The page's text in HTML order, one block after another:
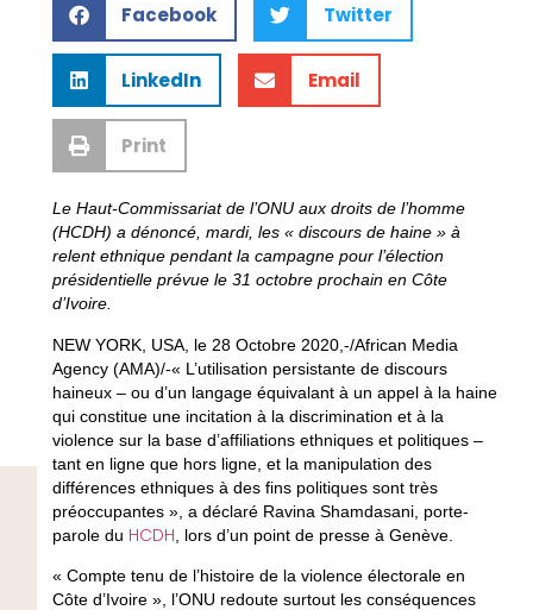
Facebook Twitter
LinkedIn Email
Print
Le Haut-Commissariat de l’ONU aux droits de l’homme
(HCDH) a dénoncé, mardi, les « discours de haine » à
relent ethnique pendant la campagne pour l’élection
présidentielle prévue le 31 octobre prochain en Côte
d’Ivoire.
NEW YORK, USA, le 28 Octobre 2020,-/African Media
Agency (AMA)/-« L’utilisation persistante de discours
haineux – ou d’un langage équivalant à un appel à la haine
qui constitue une incitation à la discrimination et à la
violence sur la base d’affiliations ethniques et politiques –
tant en ligne que hors ligne, et la manipulation des
différences ethniques à des fins politiques sont très
préoccupantes », a déclaré Ravina Shamdasani, porte-
parole du HCDH , lors d’un point de presse à Genève.
« Compte tenu de l’histoire de la violence électorale en
Côte d’Ivoire », l’ONU redoute surtout les conséquences